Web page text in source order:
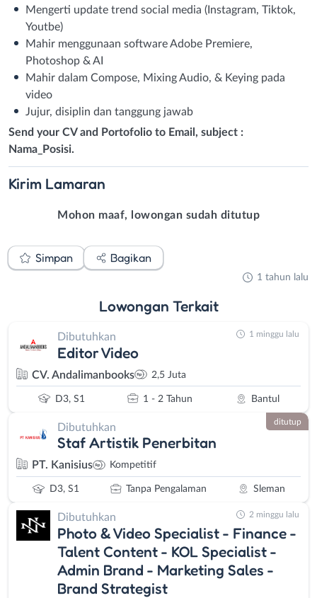
Mengerti update trend social media (Instagram, Tiktok,
Youtbe)
Mahir menggunaan software Adobe Premiere,
Photoshop & AI
Mahir dalam Compose, Mixing Audio, & Keying pada
video
Jujur, disiplin dan tanggung jawab
Send your CV and Portofolio to Email, subject :
Nama_Posisi.
Kirim Lamaran
Mohon maaf, lowongan sudah ditutup
Simpan Bagikan
1 tahun lalu
Lowongan Terkait
Dibutuhkan
Editor Video
CV. Andalimanbooks 2,5 Juta
D3, S1 1 - 2 Tahun Bantul
1 minggu lalu
Dibutuhkan
Staf Artistik Penerbitan
PT. Kanisius Kompetitif
D3, S1 Tanpa Pengalaman Sleman
ditutup
Dibutuhkan
Photo & Video Specialist - Finance -
Talent Content - KOL Specialist -
Admin Brand - Marketing Sales -
Brand Strategist
2 minggu lalu